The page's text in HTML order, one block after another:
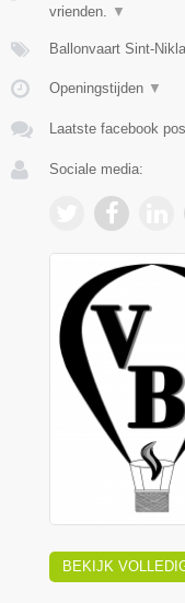
vrienden.
▼
Ballonvaart Sint-
Openingstijden ▼
Laatste facebook
Sociale media:
BEKIJK